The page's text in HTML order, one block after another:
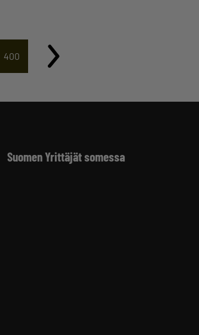
400
Suomen Yrittäjät somessa